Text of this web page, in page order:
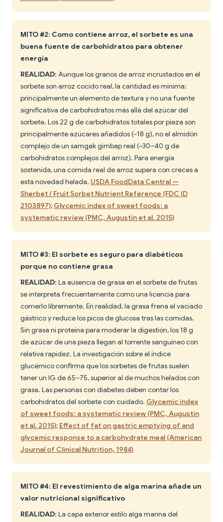
MITO #2: Como contiene arroz, el sorbete es una
buena fuente de carbohidratos para obtener
energía
REALIDAD: Aunque los granos de arroz incrustados en el
sorbete son arroz cocido real, la cantidad es mínima:
principalmente un elemento de textura y no una fuente
significativa de carbohidratos más allá del azúcar del
sorbete. Los 22 g de carbohidratos totales por pieza son
principalmente azúcares añadidos (~18 g), no el almidón
complejo de un samgak gimbap real (~30–40 g de
carbohidratos complejos del arroz). Para energía
sostenida, una comida real de arroz supera con creces a
esta novedad helada. USDA FoodData Central —
Sherbet / Fruit Sorbet Nutrient Reference (FDC ID
2103897); Glycemic index of sweet foods: a
systematic review (PMC, Augustin et al. 2015)
MITO #3: El sorbete es seguro para diabéticos
porque no contiene grasa
REALIDAD: La ausencia de grasa en el sorbete de frutas
se interpreta frecuentemente como una licencia para
comerlo libremente. En realidad, la grasa frena el vaciado
gástrico y reduce los picos de glucosa tras las comidas.
Sin grasa ni proteína para moderar la digestión, los 18 g
de azúcar de una pieza llegan al torrente sanguíneo con
relativa rapidez. La investigación sobre el índice
glucémico confirma que los sorbetes de frutas suelen
tener un IG de 65–75, superior al de muchos helados con
grasa. Las personas con diabetes deben contar los
carbohidratos del sorbete con cuidado. Glycemic index
of sweet foods: a systematic review (PMC, Augustin
et al. 2015); Effect of fat on gastric emptying of and
glycemic response to a carbohydrate meal (American
Journal of Clinical Nutrition, 1984)
MITO #4: El revestimiento de alga marina añade un
valor nutricional significativo
REALIDAD: La capa exterior estilo alga marina del